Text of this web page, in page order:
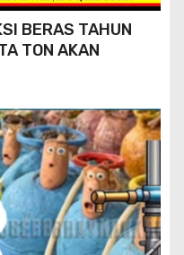
BERAS TAHUN
TON AKAN